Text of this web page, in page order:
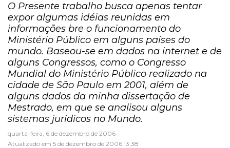
O Presente trabalho busca apenas tentar
expor algumas idéias reunidas em
informações bre o funcionamento do
Ministério Público em alguns países do
mundo. Baseou-se em dados na internet e de
alguns Congressos, como o Congresso
Mundial do Ministério Público realizado na
cidade de São Paulo em 2001, além de
alguns dados da minha dissertação de
Mestrado, em que se analisou alguns
sistemas jurídicos no Mundo.
quarta-feira, 6 de dezembro de 2006
Atualizado em 5 de dezembro de 2006 13:38